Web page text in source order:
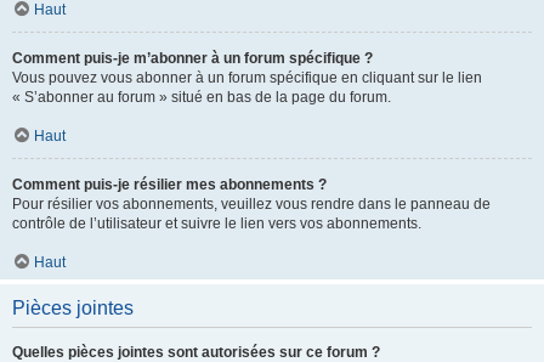
Haut
Comment puis-je m’abonner à un forum spécifique ?
Vous pouvez vous abonner à un forum spécifique en cliquant sur le lien
« S’abonner au forum » situé en bas de la page du forum.
Haut
Comment puis-je résilier mes abonnements ?
Pour résilier vos abonnements, veuillez vous rendre dans le panneau de
contrôle de l’utilisateur et suivre le lien vers vos abonnements.
Haut
Pièces jointes
Quelles pièces jointes sont autorisées sur ce forum ?